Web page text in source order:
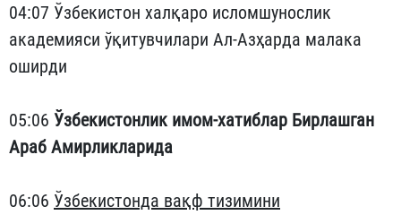
04:07 Ўзбекистон халқаро исломшунослик
академияси ўқитувчилари Ал-Азҳарда малака
оширди
05:06 Ўзбекистонлик имом-хатиблар Бирлашган
Араб Амирликларида
06:06 Ўзбекистонда вақф тизимини